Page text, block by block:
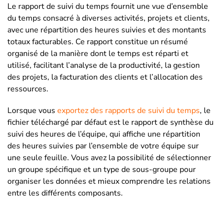
Le rapport de suivi du temps fournit une vue d’ensemble
du temps consacré à diverses activités, projets et clients,
avec une répartition des heures suivies et des montants
totaux facturables. Ce rapport constitue un résumé
organisé de la manière dont le temps est réparti et
utilisé, facilitant l’analyse de la productivité, la gestion
des projets, la facturation des clients et l’allocation des
ressources.
Lorsque vous exportez des rapports de suivi du temps, le
fichier téléchargé par défaut est le rapport de synthèse du
suivi des heures de l’équipe, qui affiche une répartition
des heures suivies par l’ensemble de votre équipe sur
une seule feuille. Vous avez la possibilité de sélectionner
un groupe spécifique et un type de sous-groupe pour
organiser les données et mieux comprendre les relations
entre les différents composants.